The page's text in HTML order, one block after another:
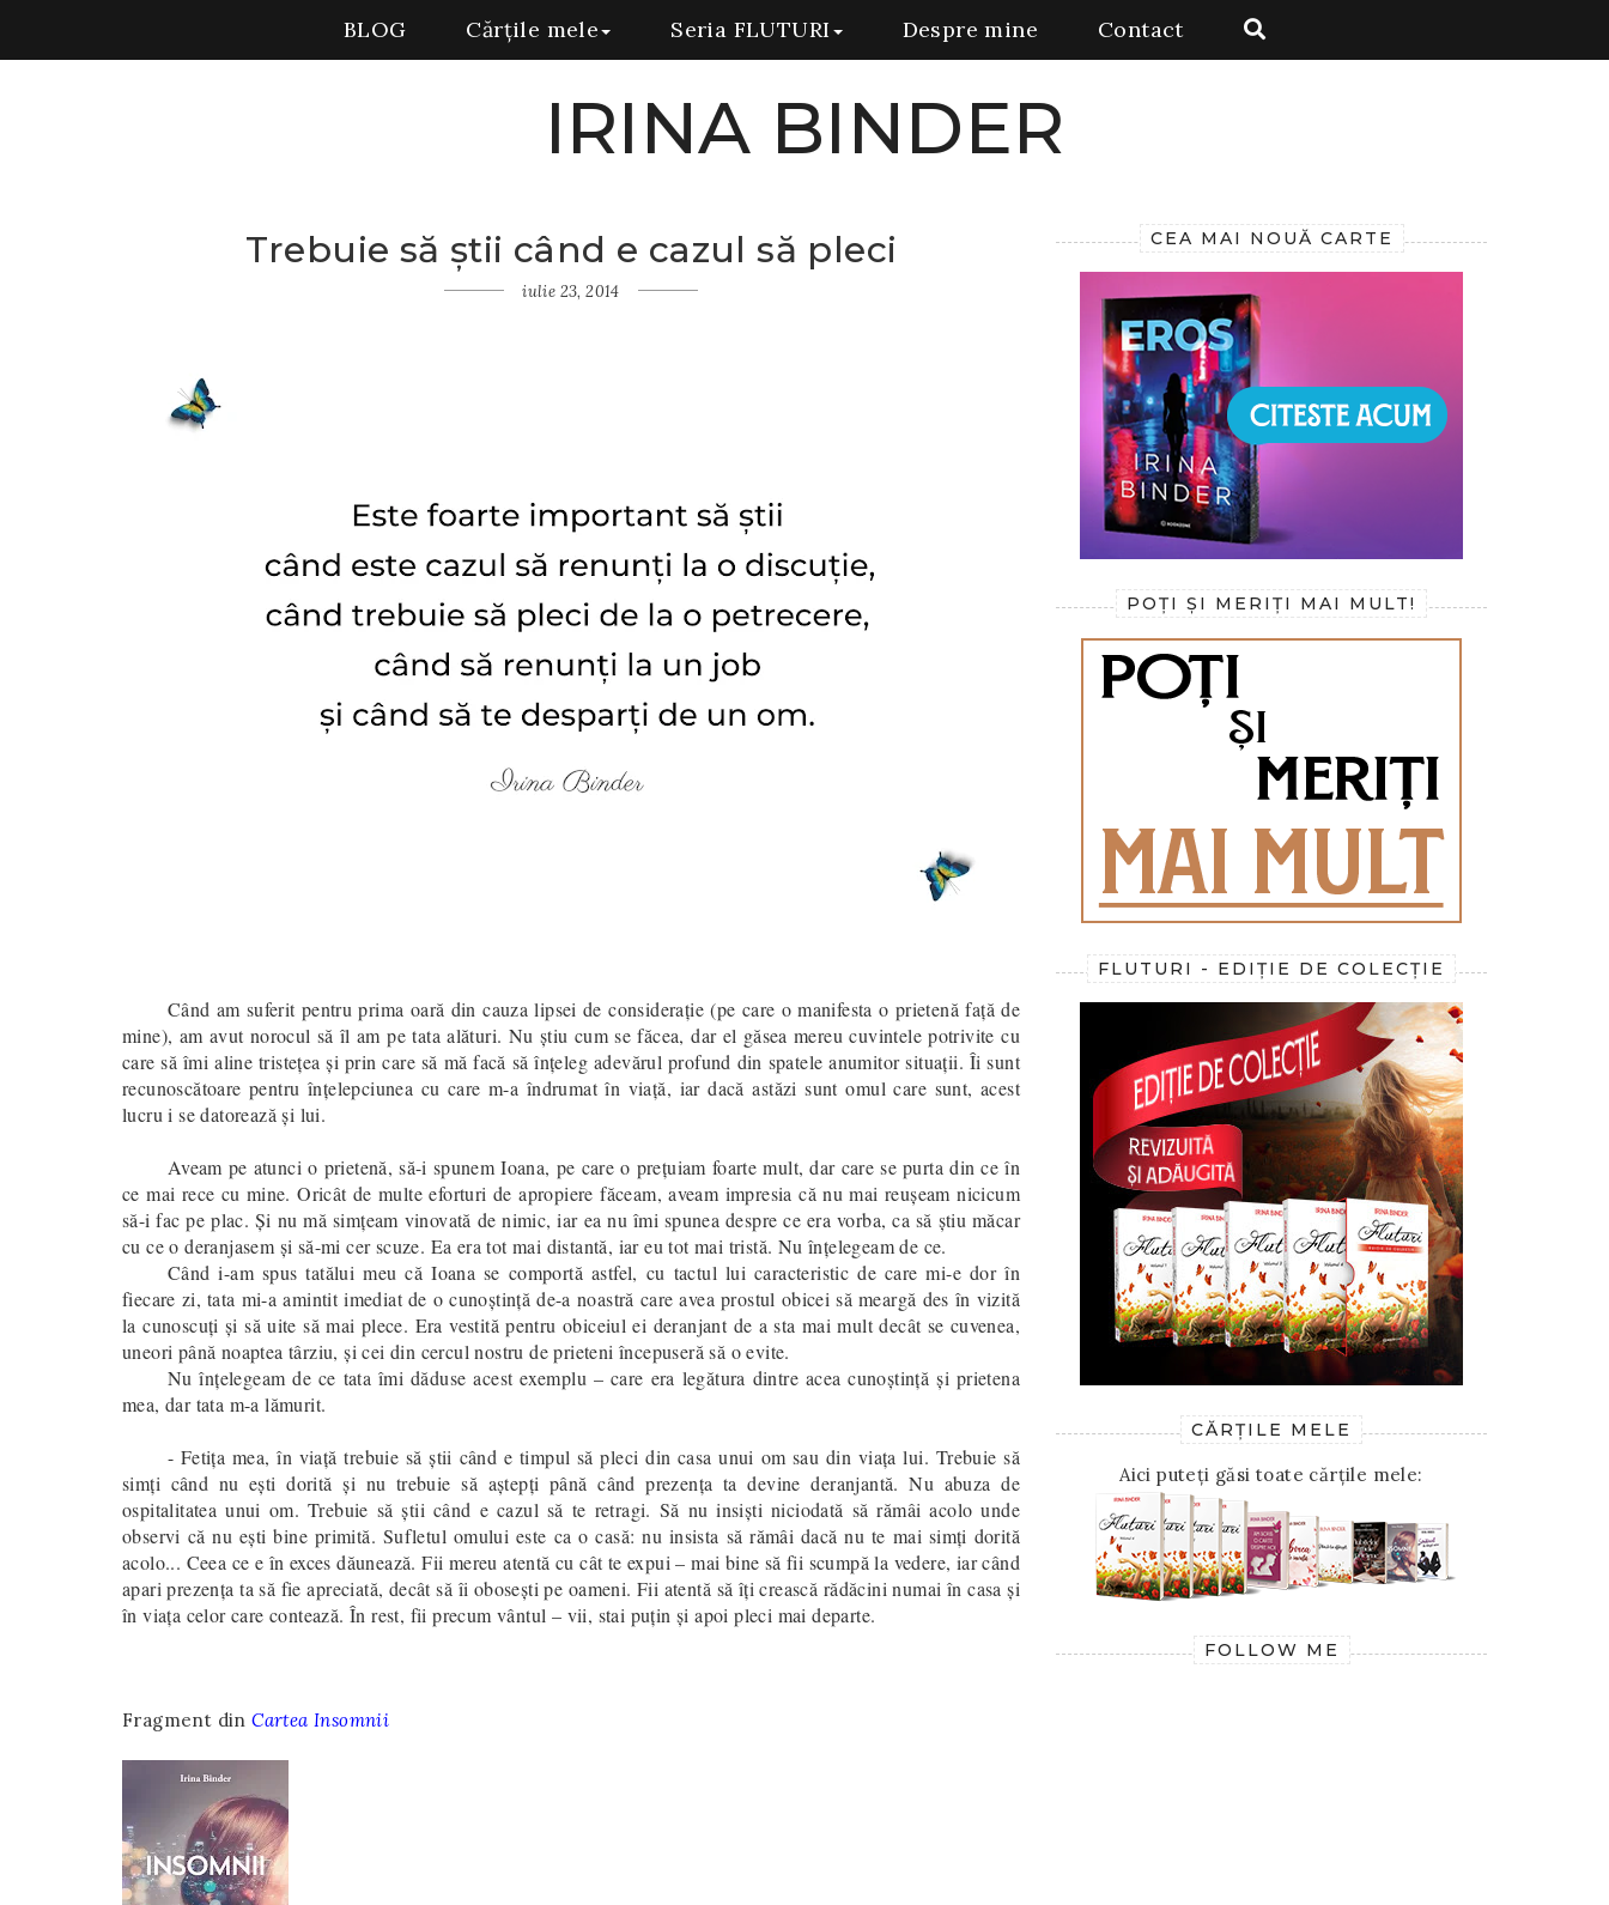
BLOG Cărțile mele Seria FLUTURI Despre mine Contact
IRINA BINDER
Trebuie să știi când e cazul să pleci
iulie 23, 2014
Când am suferit pentru prima oară din cauza lipsei de considerație (pe care o manifesta o prietenă față de
mine), am avut norocul să îl am pe tata alături. Nu ştiu cum se făcea, dar el găsea mereu cuvintele potrivite cu
care să îmi aline tristeţea şi prin care să mă facă să înţeleg adevărul profund din spatele anumitor situaţii. Îi sunt
recunoscătoare pentru înţelepciunea cu care m-a îndrumat în viaţă, iar dacă astăzi sunt omul care sunt, acest
lucru i se datorează şi lui.
Aveam pe atunci o prietenă, să-i spunem Ioana, pe care o preţuiam foarte mult, dar care se purta din ce în
ce mai rece cu mine. Oricât de multe eforturi de apropiere făceam, aveam impresia că nu mai reuşeam nicicum
să-i fac pe plac. Şi nu mă simţeam vinovată de nimic, iar ea nu îmi spunea despre ce era vorba, ca să ştiu măcar
cu ce o deranjasem şi să-mi cer scuze. Ea era tot mai distantă, iar eu tot mai tristă. Nu înţelegeam de ce.
Când i-am spus tatălui meu că Ioana se comportă astfel, cu tactul lui caracteristic de care mi-e dor în
fiecare zi, tata mi-a amintit imediat de o cunoştinţă de-a noastră care avea prostul obicei să meargă des în vizită
la cunoscuţi şi să uite să mai plece. Era vestită pentru obiceiul ei deranjant de a sta mai mult decât se cuvenea,
uneori până noaptea târziu, şi cei din cercul nostru de prieteni începuseră să o evite.
Nu înţelegeam de ce tata îmi dăduse acest exemplu – care era legătura dintre acea cunoştinţă şi prietena
mea, dar tata m-a lămurit.
- Fetiţa mea, în viaţă trebuie să ştii când e timpul să pleci din casa unui om sau din viața lui. Trebuie să
simţi când nu eşti dorită și nu trebuie să aștepți până când prezenţa ta devine deranjantă. Nu abuza de
ospitalitatea unui om. Trebuie să ştii când e cazul să te retragi. Să nu insişti niciodată să rămâi acolo unde
observi că nu eşti bine primită. Sufletul omului este ca o casă: nu insista să rămâi dacă nu te mai simți dorită
acolo... Ceea ce e în exces dăunează. Fii mereu atentă cu cât te expui – mai bine să fii scumpă la vedere, iar când
apari prezenţa ta să fie apreciată, decât să îi oboseşti pe oameni. Fii atentă să îţi crească rădăcini numai în casa şi
în viaţa celor care contează. În rest, fii precum vântul – vii, stai puţin şi apoi pleci mai departe.
Fragment dinCartea Insomnii
CEA MAI NOUĂ CARTE
POȚI ȘI MERIȚI MAI MULT!
FLUTURI - EDIȚIE DE COLECȚIE
CĂRȚILE MELE
Aici puteți găsi toate cărțile mele:
FOLLOW ME